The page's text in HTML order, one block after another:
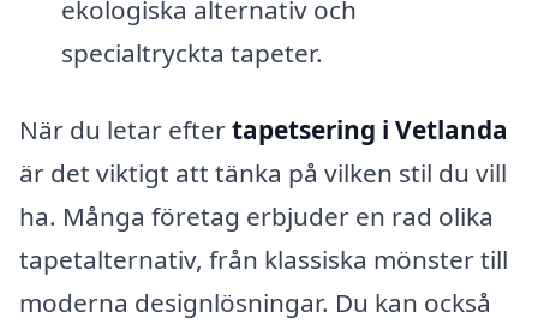
ekologiska alternativ och
specialtryckta tapeter.
När du letar eftertapetsering i Vetlanda
är det viktigt att tänka på vilken stil du vill
ha. Många företag erbjuder en rad olika
tapetalternativ, från klassiska mönster till
moderna designlösningar. Du kan också